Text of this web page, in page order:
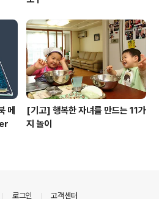
메
[기고] 행복한 자녀를 만드는 11가
지 놀이
로그인 고객센터